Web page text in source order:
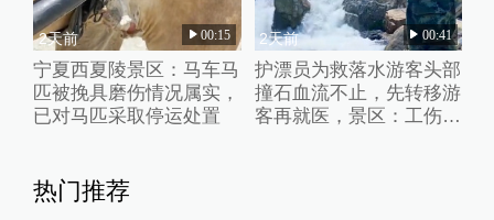
2天前 00:15
宁夏西夏陵景区：马车马
匹被挽具磨伤情况属实，
已对马匹采取停运处置
2天前 00:41
护漂员为救落水游客头部
撞石血流不止，先转移游
客再就医，景区：工伤，
热门推荐